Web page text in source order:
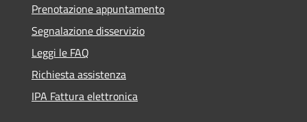
Prenotazione appuntamento
Segnalazione disservizio
Leggi le FAQ
Richiesta assistenza
IPA Fattura elettronica